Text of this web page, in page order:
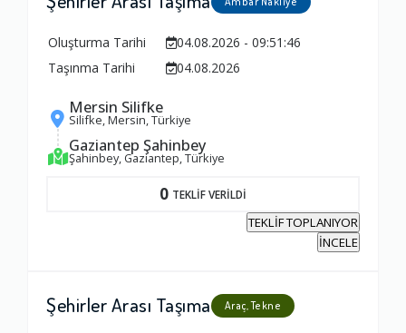
Oluşturma Tarihi
04.08.2026 - 09:51:46
Taşınma Tarihi
04.08.2026
Mersin Silifke
Silifke, Mersin, Türkiye
Gaziantep Şahinbey
Şahinbey, Gaziantep, Türkiye
0 TEKLİF VERİLDİ
TEKLİF TOPLANIYOR
İNCELE
Şehirler Arası Taşıma Araç, Tekne
Ambalajlama Hizmeti
Firma ile İletişim
Firma Çalışanları